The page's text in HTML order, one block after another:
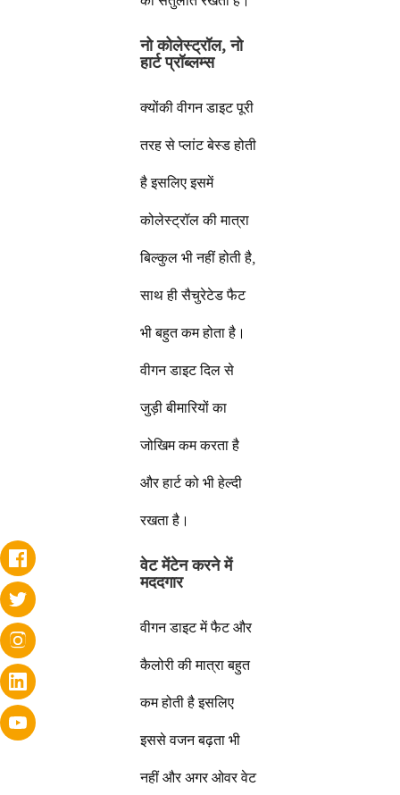
नो कोलेस्ट्रॉल,नो
हार्ट प्रॉब्लम्स
क्योंकी वीगन डाइट पूरी
तरह से प्लांट बेस्ड होती
है इसलिए इसमें
कोलेस्ट्रॉल की मात्रा
बिल्कुल भी नहीं होती है,
साथ ही सैचुरेटेड फैट
भी बहुत कम होता है।
वीगन डाइट दिल से
जुड़ी बीमारियों का
जोखिम कम करता है
और हार्ट को भी हेल्दी
रखता है।
वेट मेंटेन करने में
मददगार
वीगन डाइट में फैट और
कैलोरी की मात्रा बहुत
कम होती है इसलिए
इससे वजन बढ़ता भी
नहीं और अगर ओवर वेट